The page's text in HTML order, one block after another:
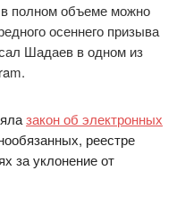
в полном объеме можно
осеннего призыва
Шадаев в одном из
закон об электронных
реестре
за уклонение от